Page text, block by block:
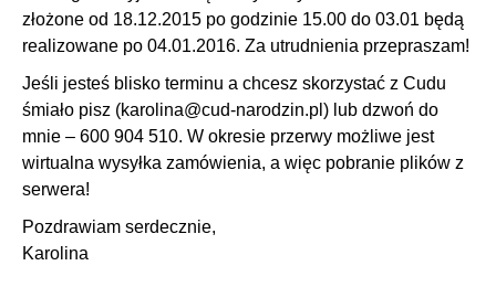
złożone od 18.12.2015 po godzinie 15.00 do 03.01 będą
realizowane po 04.01.2016. Za utrudnienia przepraszam!
Jeśli jesteś blisko terminu a chcesz skorzystać z Cudu
śmiało pisz (karolina@cud-narodzin.pl) lub dzwoń do
mnie – 600 904 510. W okresie przerwy możliwe jest
wirtualna wysyłka zamówienia, a więc pobranie plików z
serwera!
Pozdrawiam serdecznie,
Karolina